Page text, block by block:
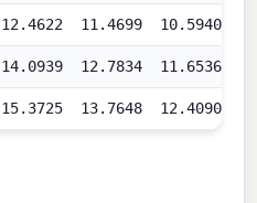
12.4622 11.4699 10.5940
14.0939 12.7834 11.6536
15.3725 13.7648 12.4090